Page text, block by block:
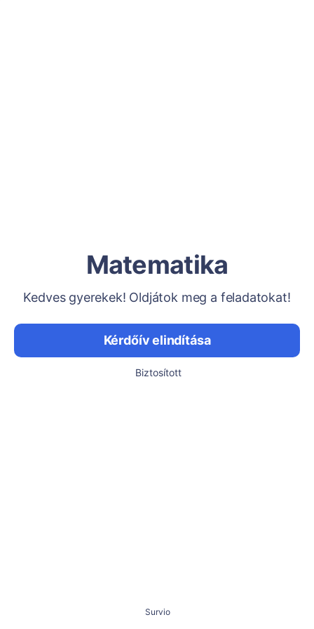
Matematika
Kedves gyerekek! Oldjátok meg a feladatokat!
Kérdőív elindítása
Biztosított
Survio